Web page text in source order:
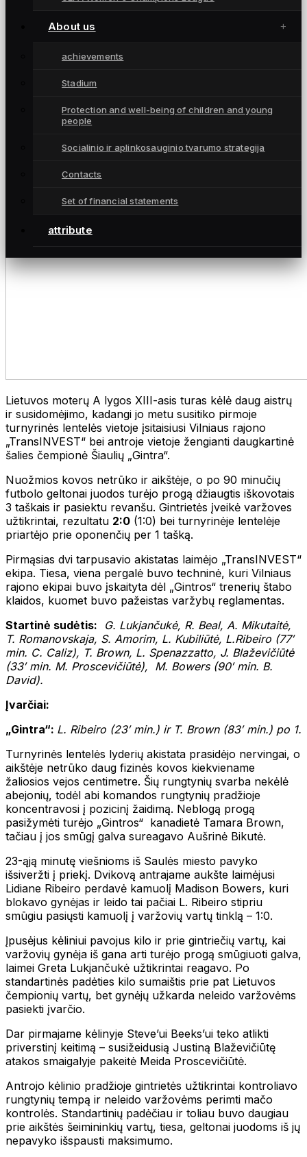
About us
achievements
Stadium
Protection and well-being of children and young
people
Socialinio ir aplinkosauginio tvarumo strategija
Contacts
Set of financial statements
attribute
Lietuvos moterų A lygos XIII-asis turas kėlė daug aistrų
ir susidomėjimo, kadangi jo metu susitiko pirmoje
turnyrinės lentelės vietoje įsitaisiusi Vilniaus rajono
„TransINVEST“ bei antroje vietoje žengianti daugkartinė
šalies čempionė Šiaulių „Gintra“.
Nuožmios kovos netrūko ir aikštėje, o po 90 minučių
futbolo geltonai juodos turėjo progą džiaugtis iškovotais
3 taškais ir pasiektu revanšu. Gintrietės įveikė varžoves
užtikrintai, rezultatu 2:0 (1:0) bei turnyrinėje lentelėje
priartėjo prie oponenčių per 1 tašką.
Pirmąsias dvi tarpusavio akistatas laimėjo „TransINVEST“
ekipa. Tiesa, viena pergalė buvo techninė, kuri Vilniaus
rajono ekipai buvo įskaityta dėl „Gintros“ trenerių štabo
klaidos, kuomet buvo pažeistas varžybų reglamentas.
Startinė sudėtis: G. Lukjančukė, R. Beal, A. Mikutaitė,
T. Romanovskaja, S. Amorim, L. Kubiliūtė, L.Ribeiro (77′
min. C. Caliz), T. Brown, L. Spenazzatto, J. Blaževičiūtė
(33′ min. M. Proscevičiūtė), M. Bowers (90′ min. B.
David).
Įvarčiai:
„Gintra“: L. Ribeiro (23′ min.) ir T. Brown (83′ min.) po 1.
Turnyrinės lentelės lyderių akistata prasidėjo nervingai, o
aikštėje netrūko daug fizinės kovos kiekviename
žaliosios vejos centimetre. Šių rungtynių svarba nekėlė
abejonių, todėl abi komandos rungtynių pradžioje
koncentravosi į pozicinį žaidimą. Neblogą progą
pasižymėti turėjo „Gintros“ kanadietė Tamara Brown,
tačiau į jos smūgį galva sureagavo Aušrinė Bikutė.
23-ąją minutę viešnioms iš Saulės miesto pavyko
išsiveržti į priekį. Dvikovą antrajame aukšte laimėjusi
Lidiane Ribeiro perdavė kamuolį Madison Bowers, kuri
blokavo gynėjas ir leido tai pačiai L. Ribeiro stipriu
smūgiu pasiųsti kamuolį į varžovių vartų tinklą – 1:0.
Įpusėjus kėliniui pavojus kilo ir prie gintriečių vartų, kai
varžovių gynėja iš gana arti turėjo progą smūgiuoti galva,
laimei Greta Lukjančukė užtikrintai reagavo. Po
standartinės padėties kilo sumaištis prie pat Lietuvos
čempionių vartų, bet gynėjų užkarda neleido varžovėms
pasiekti įvarčio.
Dar pirmajame kėlinyje Steve’ui Beeks’ui teko atlikti
priverstinį keitimą – susižeidusią Justiną Blaževičiūtę
atakos smaigalyje pakeitė Meida Proscevičiūtė.
Antrojo kėlinio pradžioje gintrietės užtikrintai kontroliavo
rungtynių tempą ir neleido varžovėms perimti mačo
kontrolės. Standartinių padėčiau ir toliau buvo daugiau
prie aikštės šeimininkių vartų, tiesa, geltonai juodoms iš jų
nepavyko išspausti maksimumo.